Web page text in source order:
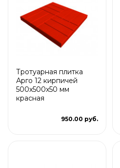
Тротуарная плитка
Арго 12 кирпичей
500x500x50 мм
красная
950.00 руб.